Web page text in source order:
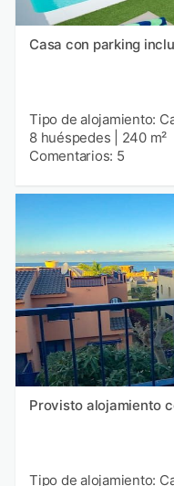
Casa con parking
Tipo de alojamiento:
8 huéspedes
240 m²
Comentarios: 5
Provisto alojamiento
Tipo de alojamiento: